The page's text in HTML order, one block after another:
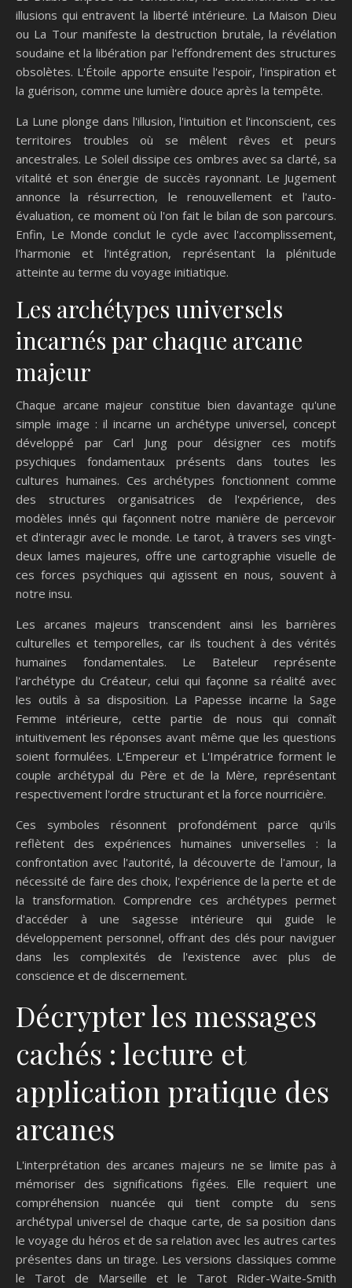
illusions qui entravent la liberté intérieure. La Maison Dieu
ou La Tour manifeste la destruction brutale, la révélation
soudaine et la libération par l'effondrement des structures
obsolètes. L'Étoile apporte ensuite l'espoir, l'inspiration et
la guérison, comme une lumière douce après la tempête.
La Lune plonge dans l'illusion, l'intuition et l'inconscient, ces
territoires troubles où se mêlent rêves et peurs
ancestrales. Le Soleil dissipe ces ombres avec sa clarté, sa
vitalité et son énergie de succès rayonnant. Le Jugement
annonce la résurrection, le renouvellement et l'auto-
évaluation, ce moment où l'on fait le bilan de son parcours.
Enfin, Le Monde conclut le cycle avec l'accomplissement,
l'harmonie et l'intégration, représentant la plénitude
atteinte au terme du voyage initiatique.
Les archétypes universels
incarnés par chaque arcane
majeur
Chaque arcane majeur constitue bien davantage qu'une
simple image : il incarne un archétype universel, concept
développé par Carl Jung pour désigner ces motifs
psychiques fondamentaux présents dans toutes les
cultures humaines. Ces archétypes fonctionnent comme
des structures organisatrices de l'expérience, des
modèles innés qui façonnent notre manière de percevoir
et d'interagir avec le monde. Le tarot, à travers ses vingt-
deux lames majeures, offre une cartographie visuelle de
ces forces psychiques qui agissent en nous, souvent à
notre insu.
Les arcanes majeurs transcendent ainsi les barrières
culturelles et temporelles, car ils touchent à des vérités
humaines fondamentales. Le Bateleur représente
l'archétype du Créateur, celui qui façonne sa réalité avec
les outils à sa disposition. La Papesse incarne la Sage
Femme intérieure, cette partie de nous qui connaît
intuitivement les réponses avant même que les questions
soient formulées. L'Empereur et L'Impératrice forment le
couple archétypal du Père et de la Mère, représentant
respectivement l'ordre structurant et la force nourricière.
Ces symboles résonnent profondément parce qu'ils
reflètent des expériences humaines universelles : la
confrontation avec l'autorité, la découverte de l'amour, la
nécessité de faire des choix, l'expérience de la perte et de
la transformation. Comprendre ces archétypes permet
d'accéder à une sagesse intérieure qui guide le
développement personnel, offrant des clés pour naviguer
dans les complexités de l'existence avec plus de
conscience et de discernement.
Décrypter les messages
cachés : lecture et
application pratique des
arcanes
L'interprétation des arcanes majeurs ne se limite pas à
mémoriser des significations figées. Elle requiert une
compréhension nuancée qui tient compte du sens
archétypal universel de chaque carte, de sa position dans
le voyage du héros et de sa relation avec les autres cartes
présentes dans un tirage. Les versions classiques comme
le Tarot de Marseille et le Tarot Rider-Waite-Smith